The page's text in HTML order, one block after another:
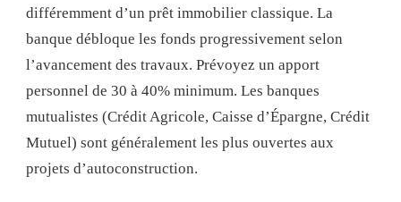
différemment d’un prêt immobilier classique. La
banque débloque les fonds progressivement selon
l’avancement des travaux. Prévoyez un apport
personnel de 30 à 40% minimum. Les banques
mutualistes (Crédit Agricole, Caisse d’Épargne, Crédit
Mutuel) sont généralement les plus ouvertes aux
projets d’autoconstruction.